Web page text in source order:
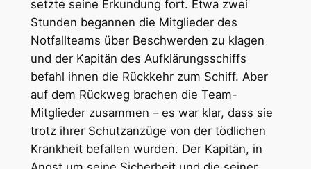
setzte seine Erkundung fort. Etwa zwei
Stunden begannen die Mitglieder des
Notfallteams über Beschwerden zu klagen
und der Kapitän des Aufklärungsschiffs
befahl ihnen die Rückkehr zum Schiff. Aber
auf dem Rückweg brachen die Team-
Mitglieder zusammen – es war klar, dass sie
trotz ihrer Schutzanzüge von der tödlichen
Krankheit befallen wurden. Der Kapitän, in